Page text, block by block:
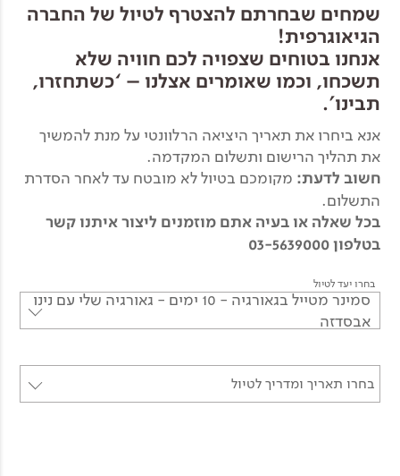
שמחים שבחרתם להצטרף לטיול של החברה
הגיאוגרפית!
אנחנו בטוחים שצפויה לכם חוויה שלא
תשכחו, וכמו שאומרים אצלנו – ‘כשתחזרו,
תבינו'.
אנא ביחרו את תאריך היציאה הרלוונטי על מנת להמשיך
את תהליך הרישום ותשלום המקדמה.
חשוב לדעת: מקומכם בטיול לא מובטח עד לאחר הסדרת
התשלום.
בכל שאלה או בעיה אתם מוזמנים ליצור איתנו קשר
בטלפון 03-5639000
בחרו יעד לטיול
סמינר מטייל בגאורגיה - 10 ימים - גאורגיה שלי עם נינו
אבסדזה
בחרו תאריך ומדריך לטיול